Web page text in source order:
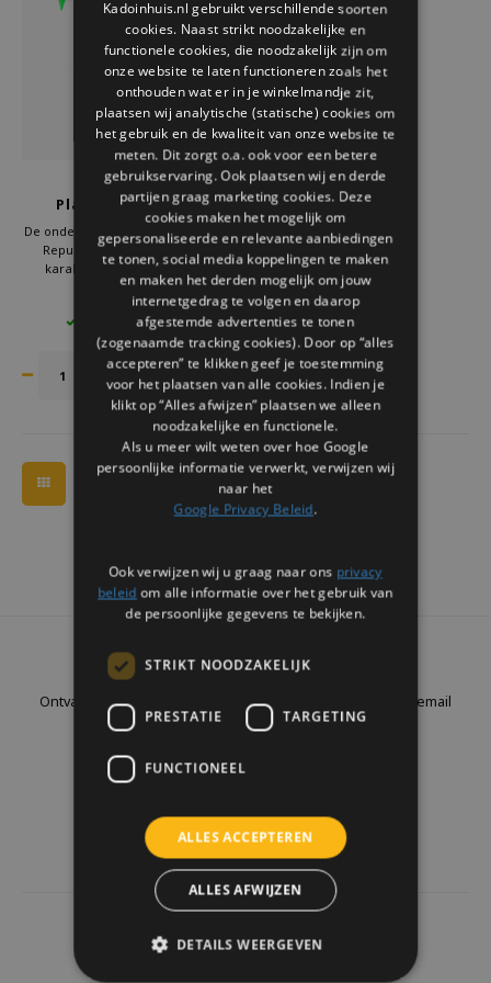
Welke Zwitscherbox past bij jou?
Zwitscherbox als cadeau
Kraamcadeau
Wanddecoratie
Leesbrillen
Storytiles
Gift Republic
Planten decoratie
ondeugende kabouters
De ondeugende kabouters van Gift
Republic geven bloempotten
karakter. Perfect als planten
decoratie binnen en planten
accessoires. Zet ze in elke pot als
grappige planten decoratie en geef
een origineel cadeau voor
plantenliefhebbers!
€21,50
5 OP VOORRAAD
Nieuwsbrief
Ontvang de laatste updates, nieuws en aanbiedingen via email
4441reviews
ENGLISH
Kadoinhuis.nl gebruikt verschillende soorten
cookies. Naast strikt noodzakelijke en
functionele cookies, die noodzakelijk zijn om
onze website te laten functioneren zoals het
onthouden wat er in je winkelmandje zit,
plaatsen wij analytische (statische) cookies om
het gebruik en de kwaliteit van onze website te
meten. Dit zorgt o.a. ook voor een betere
gebruikservaring. Ook plaatsen wij en derde
partijen graag marketing cookies. Deze
cookies maken het mogelijk om
gepersonaliseerde en relevante aanbiedingen
te tonen, social media koppelingen te maken
en maken het derden mogelijk om jouw
internetgedrag te volgen en daarop
afgestemde advertenties te tonen
(zogenaamde tracking cookies). Door op “alles
accepteren” te klikken geef je toestemming
voor het plaatsen van alle cookies. Indien je
klikt op “Alles afwijzen” plaatsen we alleen
noodzakelijke en functionele.
Als u meer wilt weten over hoe Google
persoonlijke informatie verwerkt, verwijzen wij
naar het
Google Privacy Beleid.
Ook verwijzen wij u graag naar ons privacy
beleid om alle informatie over het gebruik van
de persoonlijke gegevens te bekijken.
STRIKT NOODZAKELIJK
PRESTATIE TARGETING
FUNCTIONEEL
ALLES ACCEPTEREN
ALLES AFWIJZEN
DETAILS WEERGEVEN